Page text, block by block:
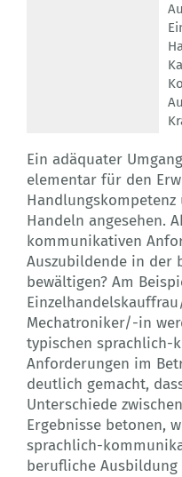
Ein adäquater
elementar für den
Handeln angesehen.
kommunikativen
Auszubildende in der
bewältigen? Am
Mechatroniker/-in
typischen sprachlich-
Anforderungen im
deutlich gemacht,
Unterschiede
Ergebnisse betonen,
sprachlich-
berufliche Ausbildung